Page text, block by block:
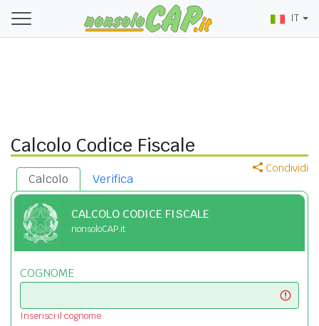
IT
Calcolo Codice Fiscale
Condividi
Calcolo Verifica
CALCOLO CODICE FISCALE
nonsoloCAP.it
COGNOME
Inserisci il cognome